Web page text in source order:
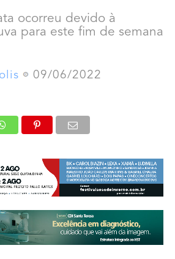
ocorreu devido à
para este fim de semana
09/06/2022